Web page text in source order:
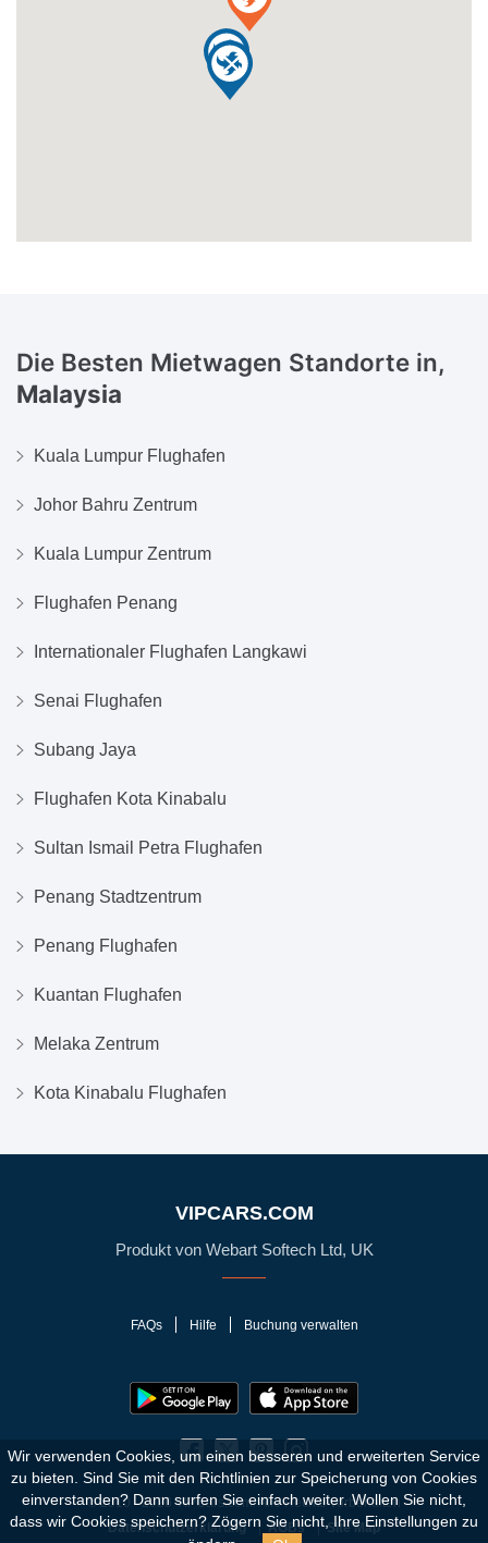
Die Besten Mietwagen Standorte in,
Malaysia
Kuala Lumpur Flughafen
Johor Bahru Zentrum
Kuala Lumpur Zentrum
Flughafen Penang
Internationaler Flughafen Langkawi
Senai Flughafen
Subang Jaya
Flughafen Kota Kinabalu
Sultan Ismail Petra Flughafen
Penang Stadtzentrum
Penang Flughafen
Kuantan Flughafen
Melaka Zentrum
Kota Kinabalu Flughafen
VIPCARS.COM
Produkt von Webart Softech Ltd, UK
FAQs Hilfe Buchung verwalten
Datenschutzerklärung AGBs Site Map
© 2010 - 2026 VIPCars.com. Alle Rechte vorbehalten
Wir verwenden Cookies, um einen besseren und erweiterten Service
zu bieten. Sind Sie mit den Richtlinien zur Speicherung von Cookies
einverstanden? Dann surfen Sie einfach weiter. Wollen Sie nicht,
dass wir Cookies speichern? Zögern Sie nicht, Ihre Einstellungen zu